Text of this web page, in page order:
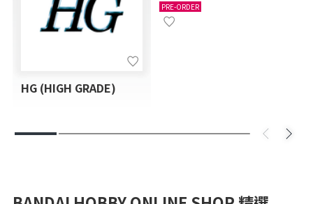
HG (HIGH GRADE)
PRE-ORDER